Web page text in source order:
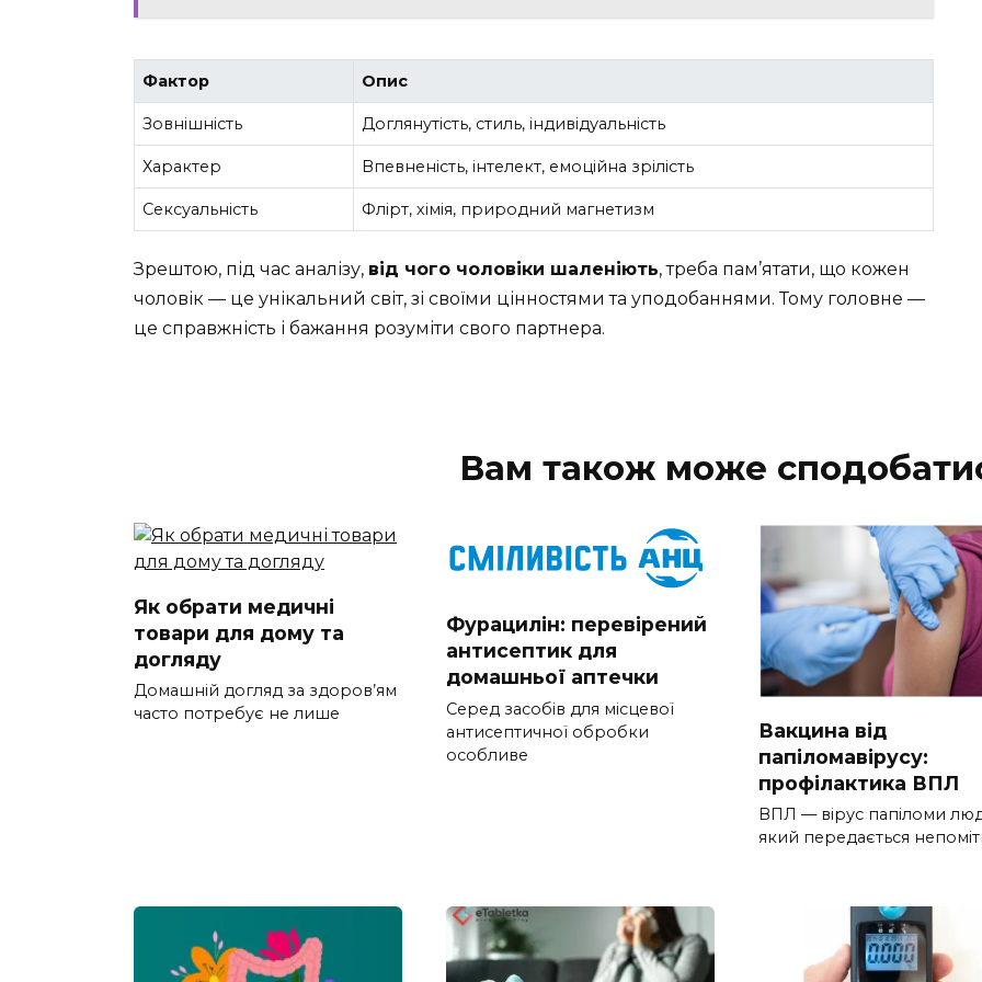
Фактор Опис
Зовнішність Доглянутість, стиль, індивідуальність
Характер Впевненість, інтелект, емоційна зрілість
Сексуальність Флірт, хімія, природний магнетизм
Зрештою, під час аналізу, від чого чоловіки шаленіють, треба пам’ятати, що кожен
чоловік — це унікальний світ, зі своїми цінностями та уподобаннями. Тому головне —
це справжність і бажання розуміти свого партнера.
Вам також може
Як обрати медичні
товари для дому та
догляду
Домашній догляд за здоров’ям
часто потребує не лише
Фурацилін: перевірений
антисептик для
домашньої аптечки
Серед засобів для місцевої
антисептичної обробки
особливе
Вакцина від
папіломавірусу:
профілактика ВПЛ
ВПЛ — вірус папіломи
який передається